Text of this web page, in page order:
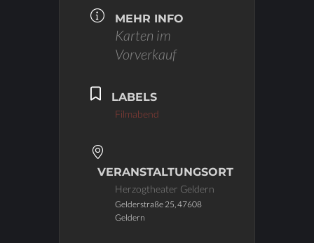
MEHR INFO
Karten im
Vorverkauf
LABELS
Filmabend
VERANSTALTUNGSORT
Herzogtheater Geldern
Gelderstraße 25, 47608
Geldern